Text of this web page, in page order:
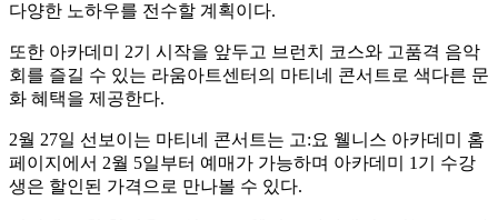
다양한 노하우를 전수할 계획이다.
또한 아카데미 2기 시작을 앞두고 브런치 코스와 고품격 음악
회를 즐길 수 있는 라움아트센터의 마티네 콘서트로 색다른 문
화 혜택을 제공한다.
2월 27일 선보이는 마티네 콘서트는 고:요 웰니스 아카데미 홈
페이지에서 2월 5일부터 예매가 가능하며 아카데미 1기 수강
생은 할인된 가격으로 만나볼 수 있다.